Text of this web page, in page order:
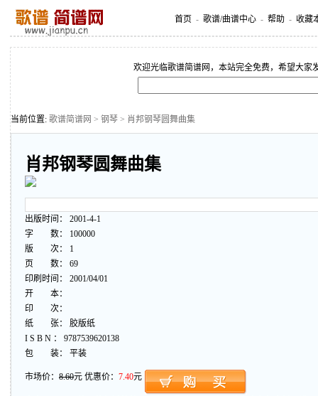
首页 - 歌谱/曲谱中心 - 帮助 - 收藏
欢迎光临歌谱简谱网，本站完全免费，希望大家
当前位置: 歌谱简谱网 > 钢琴 > 肖邦钢琴圆舞曲集
肖邦钢琴圆舞曲集
出版时间： 2001-4-1
字 数： 100000
版 次： 1
页 数： 69
印刷时间： 2001/04/01
开 本：
印 次：
纸 张： 胶版纸
I S B N ： 9787539620138
包 装： 平装
市场价： 8.60元 优惠价： 7.40元